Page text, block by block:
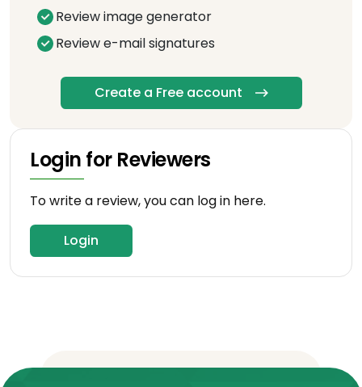
Review image generator
Review e-mail signatures
Create a Free account
Login for Reviewers
To write a review, you can log in here.
Login